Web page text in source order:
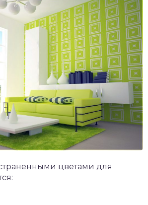
цветами для